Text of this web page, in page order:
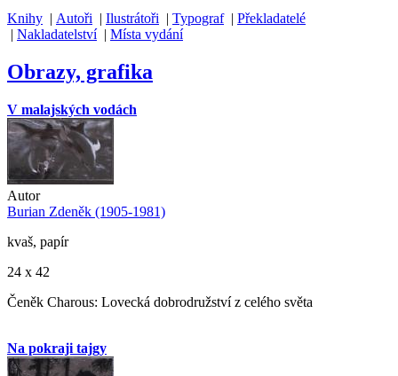
Knihy | Autoři | Ilustrátoři | Typograf| Překladatelé
| Nakladatelství| Místa vydání
Obrazy, grafika
V malajských vodách
Autor
Burian Zdeněk (1905-1981)
kvaš, papír
24 x 42
Čeněk Charous: Lovecká dobrodružství z celého světa
Na pokraji tajgy